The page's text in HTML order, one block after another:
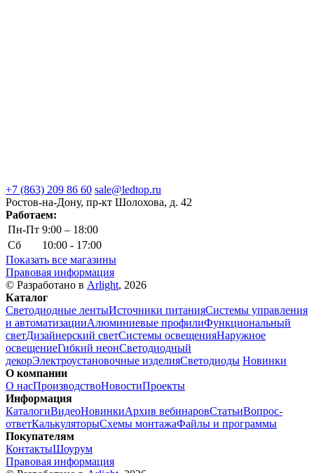
+7 (863) 209 86 60 sale@ledtop.ru
Ростов-на-Дону, пр-кт Шолохова, д. 42
Работаем:
Пн-Пт 9:00 – 18:00
Сб
10:00 - 17:00
Показать все магазины
Правовая информация
© Разработано в Arlight, 2026
Каталог
Светодиодные лентыИсточники питанияСистемы управления
и автоматизацииАлюминиевые профилиФункциональный
светДизайнерский светСистемы освещенияНаружное
освещениеГибкий неонСветодиодный
декорЭлектроустановочные изделияСветодиоды Новинки
О компании
О насПроизводствоНовостиПроекты
Информация
КаталогиВидеоНовинкиАрхив вебинаровСтатьиВопрос-
ответКалькуляторыСхемы монтажаФайлы и программы
Покупателям
КонтактыШоурум
Правовая информация